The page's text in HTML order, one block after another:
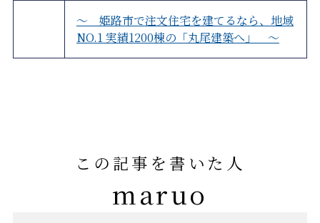
～ 姫路市で注文住宅を建てるなら、地域
NO.1 実績1200棟の「丸尾建築へ」 ～
この記事を書いた人
maruo